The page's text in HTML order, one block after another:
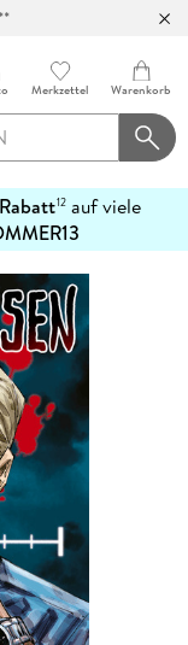
Merkzettel Warenkorb
12 auf viele